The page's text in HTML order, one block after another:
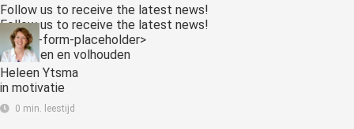
Follow us to receive the latest news!
Follow us to receive the latest news!
<:optin-form-placeholder>
Heleen Ytsma
in motivatie
0 min. leestijd